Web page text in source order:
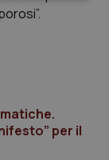
per il
il
la